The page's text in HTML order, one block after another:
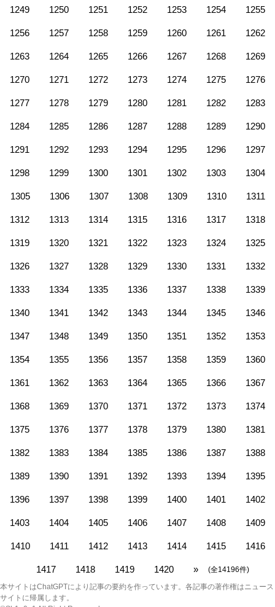
1249 1250 1251 1252 1253 1254 1255
1256 1257 1258 1259 1260 1261 1262
1263 1264 1265 1266 1267 1268 1269
1270 1271 1272 1273 1274 1275 1276
1277 1278 1279 1280 1281 1282 1283
1284 1285 1286 1287 1288 1289 1290
1291 1292 1293 1294 1295 1296 1297
1298 1299 1300 1301 1302 1303 1304
1305 1306 1307 1308 1309 1310 1311
1312 1313 1314 1315 1316 1317 1318
1319 1320 1321 1322 1323 1324 1325
1326 1327 1328 1329 1330 1331 1332
1333 1334 1335 1336 1337 1338 1339
1340 1341 1342 1343 1344 1345 1346
1347 1348 1349 1350 1351 1352 1353
1354 1355 1356 1357 1358 1359 1360
1361 1362 1363 1364 1365 1366 1367
1368 1369 1370 1371 1372 1373 1374
1375 1376 1377 1378 1379 1380 1381
1382 1383 1384 1385 1386 1387 1388
1389 1390 1391 1392 1393 1394 1395
1396 1397 1398 1399 1400 1401 1402
1403 1404 1405 1406 1407 1408 1409
1410 1411 1412 1413 1414 1415 1416
1417 1418 1419 1420 » (全14196件)
本サイトはChatGPTにより記事の要約を作っています。各記事の著作権はニュース
サイトに帰属します。